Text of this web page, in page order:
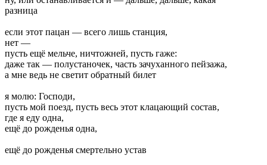
разница
если этот пацан — всего лишь станция,
нет —
пусть ещё мельче, ничтожней, пусть гаже:
даже так — полустаночек, часть зачуханного пейзажа,
а мне ведь не светит обратный билет
я молю: Господи,
пусть мой поезд, пусть весь этот клацающий состав,
где я еду одна,
ещё до рожденья одна,
ещё до рожденья смертельно устав